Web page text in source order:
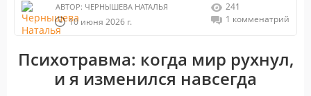
АВТОР: ЧЕРНЫШЕВА НАТАЛЬЯ
10 июня 2026 г.
241
1 комменатрий
Психотравма: когда мир рухнул,
и я изменился навсегда